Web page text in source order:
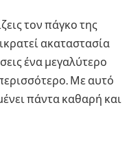
τον πάγκο της
ακαταστασία
ένα μεγαλύτερο
Με αυτό
πάντα καθαρή και